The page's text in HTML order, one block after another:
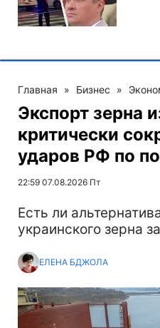
Главная » Бизнес »
Экспорт зерна
критически
ударов РФ по
22:59 07.08.2026 Пт
Есть ли
украинского зерна
ЕЛЕНА БДЖОЛА